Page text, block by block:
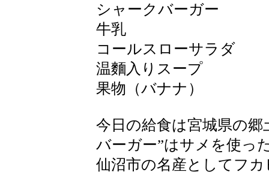
シャークバーガー
牛乳
コールスローサラダ
温麵入りスープ
果物（バナナ）
今日の給食は宮城県の
バーガー”はサメを使っ
仙沼市の名産としてフ